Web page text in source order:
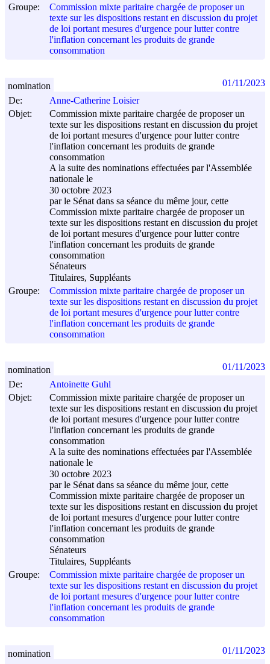
Groupe:
Commission mixte paritaire chargée de proposer un
texte sur les dispositions restant en discussion du projet
de loi portant mesures d'urgence pour lutter contre
l'inflation concernant les produits de grande
consommation
De:
Anne-Catherine Loisier
Objet:
Commission mixte paritaire chargée de proposer un
texte sur les dispositions restant en discussion du projet
de loi portant mesures d'urgence pour lutter contre
l'inflation concernant les produits de grande
consommation
A la suite des nominations effectuées par l'Assemblée
nationale le
30 octobre 2023
par le Sénat dans sa séance du même jour, cette
Commission mixte paritaire chargée de proposer un
texte sur les dispositions restant en discussion du projet
de loi portant mesures d'urgence pour lutter contre
l'inflation concernant les produits de grande
consommation
Sénateurs
Titulaires, Suppléants
Groupe:
Commission mixte paritaire chargée de proposer un
texte sur les dispositions restant en discussion du projet
de loi portant mesures d'urgence pour lutter contre
l'inflation concernant les produits de grande
consommation
nomination 01/11/2023
De:
Antoinette Guhl
Objet:
Commission mixte paritaire chargée de proposer un
texte sur les dispositions restant en discussion du projet
de loi portant mesures d'urgence pour lutter contre
l'inflation concernant les produits de grande
consommation
A la suite des nominations effectuées par l'Assemblée
nationale le
30 octobre 2023
par le Sénat dans sa séance du même jour, cette
Commission mixte paritaire chargée de proposer un
texte sur les dispositions restant en discussion du projet
de loi portant mesures d'urgence pour lutter contre
l'inflation concernant les produits de grande
consommation
Sénateurs
Titulaires, Suppléants
Groupe:
Commission mixte paritaire chargée de proposer un
texte sur les dispositions restant en discussion du projet
de loi portant mesures d'urgence pour lutter contre
l'inflation concernant les produits de grande
consommation
nomination 01/11/2023
nomination 01/11/2023